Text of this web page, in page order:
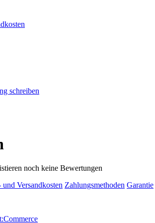
schreiben
noch keine Bewertungen
Versandkosten Zahlungsmethoden Garantie